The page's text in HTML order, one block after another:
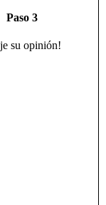
Paso 3
su opinión!